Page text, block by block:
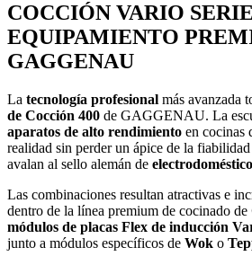
COCCIÓN VARIO
EQUIPAMIENTO
GAGGENAU
La tecnología profesional más avanzada
de Cocción 400 de GAGGENAU. La
aparatos de alto rendimiento en cocinas
realidad sin perder un ápice de la
avalan al sello alemán de
Las combinaciones resultan atractivas e
dentro de la línea premium de cocinado de
módulos de placas Flex de inducción
junto a módulos específicos de Wok o